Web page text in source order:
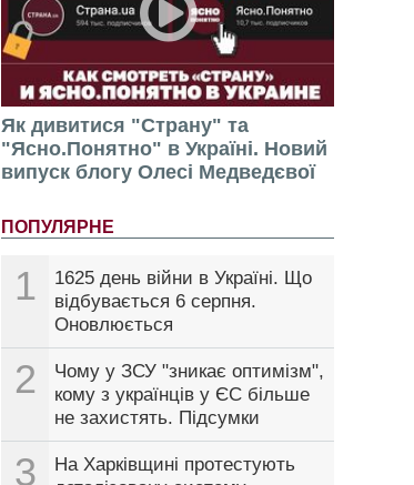
Як дивитися "Страну" та
"Ясно.Понятно" в Україні. Новий
випуск блогу Олесі Медведєвої
ПОПУЛЯРНЕ
1
1625 день війни в Україні. Що
відбувається 6 серпня.
Оновлюється
2
Чому у ЗСУ "зникає оптимізм",
кому з українців у ЄС більше
не захистять. Підсумки
3
На Харківщині протестують